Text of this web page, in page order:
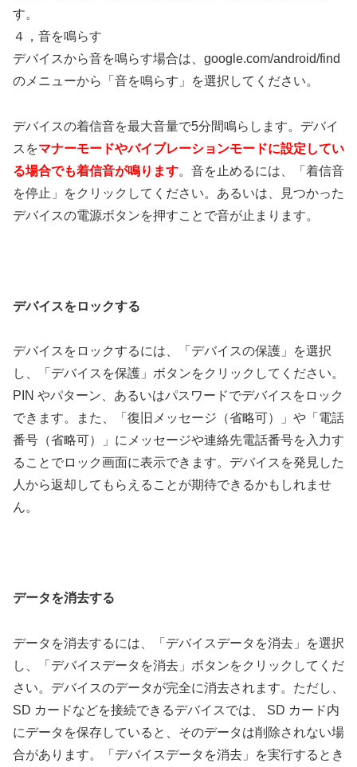
す。
４，音を鳴らす
デバイスから音を鳴らす場合は、google.com/android/find
のメニューから「音を鳴らす」を選択してください。
デバイスの着信音を最大音量で5分間鳴らします。デバイ
スをマナーモードやバイブレーションモードに設定してい
る場合でも着信音が鳴ります。音を止めるには、「着信音
を停止」をクリックしてください。あるいは、見つかった
デバイスの電源ボタンを押すことで音が止まります。
デバイスをロックする
デバイスをロックするには、「デバイスの保護」を選択
し、「デバイスを保護」ボタンをクリックしてください。
PIN やパターン、あるいはパスワードでデバイスをロック
できます。また、「復旧メッセージ（省略可）」や「電話
番号（省略可）」にメッセージや連絡先電話番号を入力す
ることでロック画面に表示できます。デバイスを発見した
人から返却してもらえることが期待できるかもしれませ
ん。
データを消去する
データを消去するには、「デバイスデータを消去」を選択
し、「デバイスデータを消去」ボタンをクリックしてくだ
さい。デバイスのデータが完全に消去されます。ただし、
SD カードなどを接続できるデバイスでは、 SD カード内
にデータを保存していると、そのデータは削除されない場
合があります。「デバイスデータを消去」を実行するとき